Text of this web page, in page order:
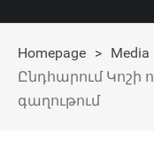
Homepage > Media
Ընդհարում Կոշի
գաղութում